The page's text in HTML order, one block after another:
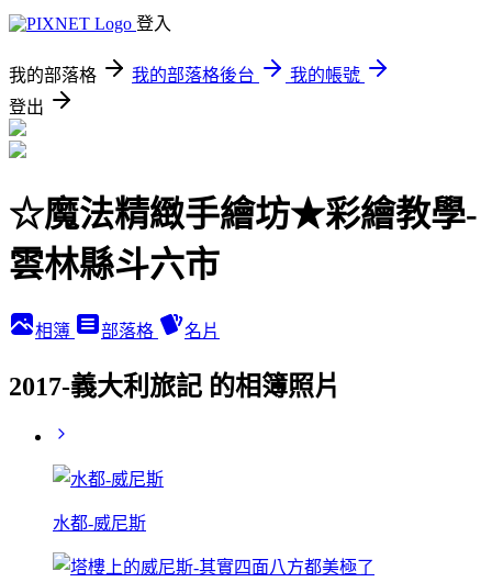
登入
我的部落格 我的部落格後台
我的帳號
登出
☆魔法精緻手繪坊★彩繪教學-
雲林縣斗六市
相簿 部落格 名片
2017-義大利旅記 的相簿照片
水都-威尼斯